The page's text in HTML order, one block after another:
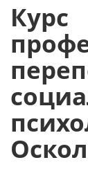
Курс